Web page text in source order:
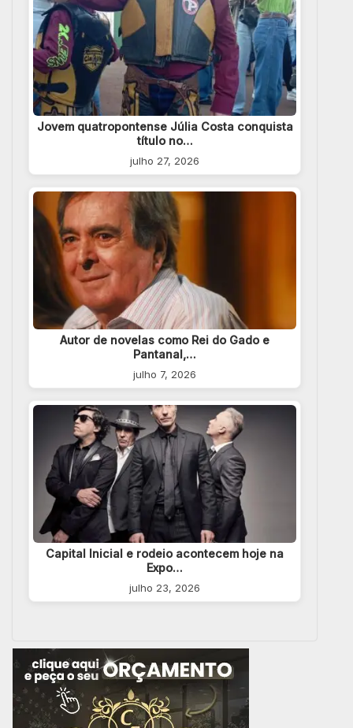
Jovem quatropontense Júlia Costa conquista
título no…
julho 27, 2026
Autor de novelas como Rei do Gado e
Pantanal,…
julho 7, 2026
Capital Inicial e rodeio acontecem hoje na
Expo…
julho 23, 2026